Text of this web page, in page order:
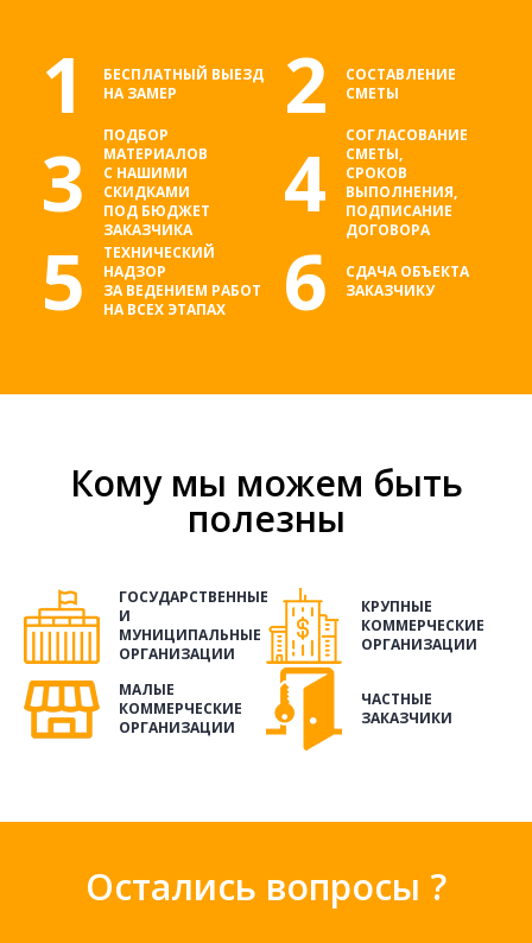
1
БЕСПЛАТНЫЙ ВЫЕЗД
НА ЗАМЕР
2
СОСТАВЛЕНИЕ
СМЕТЫ
3
ПОДБОР
МАТЕРИАЛОВ
С НАШИМИ
СКИДКАМИ
ПОД БЮДЖЕТ
ЗАКАЗЧИКА
4
СОГЛАСОВАНИЕ
СМЕТЫ,
СРОКОВ
ВЫПОЛНЕНИЯ,
ПОДПИСАНИЕ
ДОГОВОРА
5
ТЕХНИЧЕСКИЙ
НАДЗОР
ЗА ВЕДЕНИЕМ РАБОТ
НА ВСЕХ ЭТАПАХ
6
СДАЧА ОБЪЕКТА
ЗАКАЗЧИКУ
Кому мы можем быть
полезны
ГОСУДАРСТВЕННЫЕ
И
МУНИЦИПАЛЬНЫЕ
ОРГАНИЗАЦИИ
КРУПНЫЕ
КОММЕРЧЕСКИЕ
ОРГАНИЗАЦИИ
МАЛЫЕ
КОММЕРЧЕСКИЕ
ОРГАНИЗАЦИИ
ЧАСТНЫЕ
ЗАКАЗЧИКИ
Остались вопросы ?